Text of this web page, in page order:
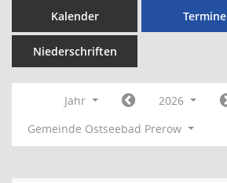
Kalender Termine
Niederschriften
Jahr
2026
Gemeinde Ostseebad Prerow